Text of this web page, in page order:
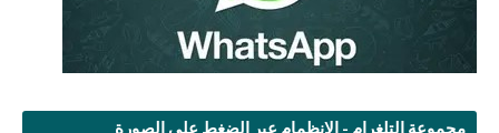
مجموعة التلغرام - الانظمام عبر الضغط على الصورة